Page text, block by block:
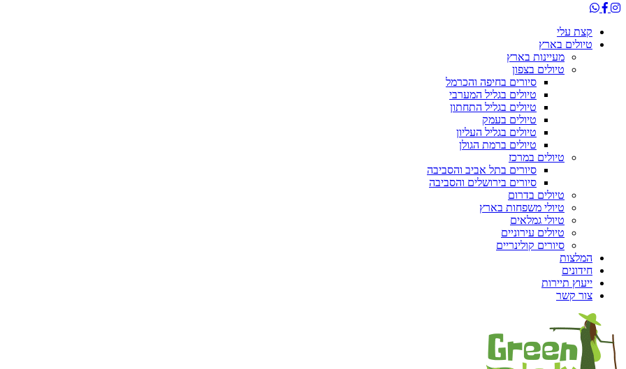
קצת עלי
טיולים בארץ
מעיינות בארץ
טיולים בצפון
סיורים בחיפה והכרמל
טיולים בגליל המערבי
טיולים בגליל התחתון
טיולים בעמק
טיולים בגליל העליון
טיולים ברמת הגולן
טיולים במרכז
סיורים בתל אביב והסביבה
סיורים בירושלים והסביבה
טיולים בדרום
טיולי משפחות בארץ
טיולי גמלאים
טיולים עירוניים
סיורים קולינריים
המלצות
חידונים
ייעוץ תיירות
צור קשר